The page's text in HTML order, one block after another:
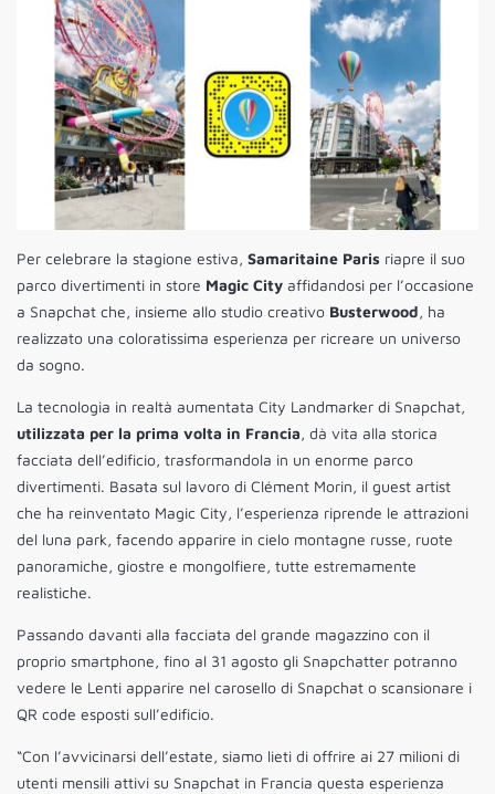
Per celebrare la stagione estiva, Samaritaine Paris riapre il suo
parco divertimenti in store Magic City affidandosi per l’occasione
a Snapchat che, insieme allo studio creativo Busterwood, ha
realizzato una coloratissima esperienza per ricreare un universo
da sogno.
La tecnologia in realtà aumentata City Landmarker di Snapchat,
utilizzata per la prima volta in Francia, dà vita alla storica
facciata dell’edificio, trasformandola in un enorme parco
divertimenti. Basata sul lavoro di Clément Morin, il guest artist
che ha reinventato Magic City, l’esperienza riprende le attrazioni
del luna park, facendo apparire in cielo montagne russe, ruote
panoramiche, giostre e mongolfiere, tutte estremamente
realistiche.
Passando davanti alla facciata del grande magazzino con il
proprio smartphone, fino al 31 agosto gli Snapchatter potranno
vedere le Lenti apparire nel carosello di Snapchat o scansionare i
QR code esposti sull’edificio.
“Con l’avvicinarsi dell’estate, siamo lieti di offrire ai 27 milioni di
utenti mensili attivi su Snapchat in Francia questa esperienza